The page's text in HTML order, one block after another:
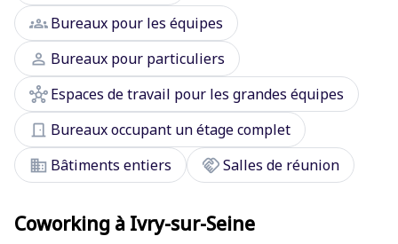
groupsBureaux pour les équipes
person Bureaux pour particuliers
hubEspaces de travail pour les grandes équipes
door_front Bureaux occupant un étage complet
domain Bâtiments entiers handshakeSalles de réunion
Coworking à Ivry-sur-Seine